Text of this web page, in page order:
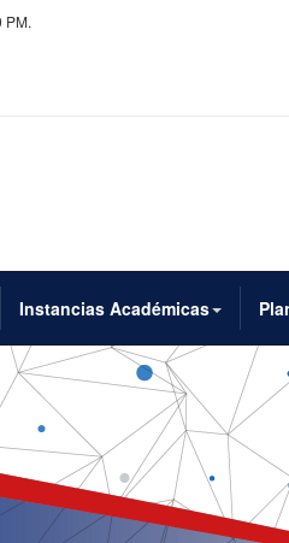
PM.
Instancias Académicas